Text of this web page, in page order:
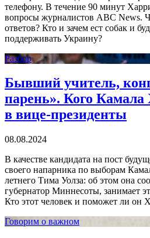
телефону. В течение 90 минут
вопросы журналистов ABC News.
ответов? Кто и зачем ест собак и
поддерживать Украину?
Разбор
Бывший учитель,
парень». Кого
в вице-президенты
08.08.2024
В качестве кандидата на пост
своего напарника по выборам
летнего Тима Уолза: об этом она
губернатор Миннесоты, занимает
Кто этот человек и поможет ли он
Говорим о важном